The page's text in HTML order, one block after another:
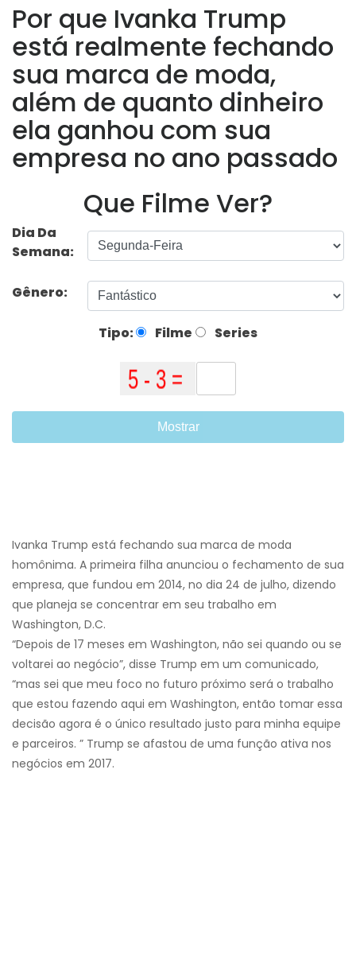
Por que Ivanka Trump
está realmente fechando
sua marca de moda,
além de quanto dinheiro
ela ganhou com sua
empresa no ano passado
Que Filme Ver?
Dia Da
Semana:
Gênero:
Tipo: Filme Series
Mostrar
Ivanka Trump está fechando sua marca de moda
homônima. A primeira filha anunciou o fechamento de sua
empresa, que fundou em 2014, no dia 24 de julho, dizendo
que planeja se concentrar em seu trabalho em
Washington, D.C.
“Depois de 17 meses em Washington, não sei quando ou se
voltarei ao negócio”, disse Trump em um comunicado,
“mas sei que meu foco no futuro próximo será o trabalho
que estou fazendo aqui em Washington, então tomar essa
decisão agora é o único resultado justo para minha equipe
e parceiros. ” Trump se afastou de uma função ativa nos
negócios em 2017.